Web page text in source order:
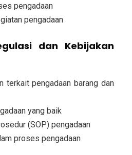
pengadaan
pengadaan
dan Kebijakan
terkait pengadaan barang dan
yang baik
(SOP) pengadaan
proses pengadaan